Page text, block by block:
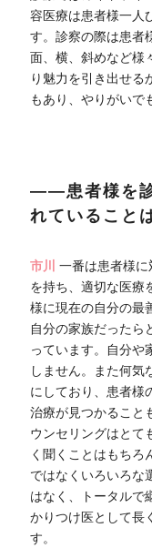
容医療は患者様一人
す。診察の際は患者
面、横、斜めなど様
り魅力を引き出せる
もあり、やりがいで
――患者様を診
れていること
市川一番は患者様
を持ち、適切な医療
様に現在の自分の最
自分の家族だったら
っています。自分や
しません。また何気
にしており、患者様
治療が見つかること
ウンセリングはとて
く聞くことはもちろ
ではなくいろいろな
はなく、トータルで
かりつけ医として長
す。